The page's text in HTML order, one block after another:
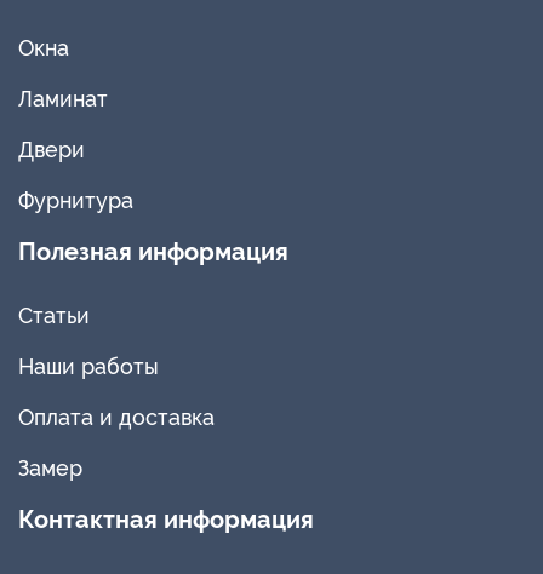
Окна
Ламинат
Двери
Фурнитура
Полезная информация
Статьи
Наши работы
Оплата и доставка
Замер
Контактная информация